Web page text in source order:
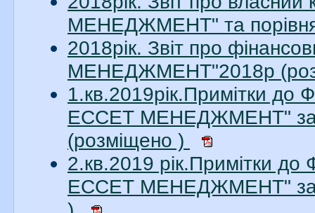
МЕНЕДЖМЕНТ" та
2018рік. Звіт про
МЕНЕДЖМЕНТ"2018р
1.кв.2019рік.Примітки до
ЕССЕТ МЕНЕДЖМЕНТ" за
(розміщено )
2.кв.2019 рік.Примітки до
ЕССЕТ МЕНЕДЖМЕНТ" за